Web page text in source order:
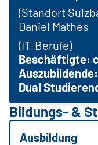
(Standort
Daniel Mathes
(IT-Berufe)
Beschäftigte:
Dual
Bildungs- &
Ausbildung